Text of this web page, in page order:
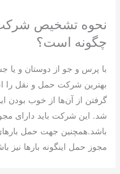
نحوه تشخیص
چگونه است؟
با پرس و جو از دوستان و یا
بهترین شرکت حمل و نقل را
گرفتن از آن‌ها از خوب بودن
شد. این شرکت باید دارای
باشد.همچنین جهت حمل
مجوز حمل اینگونه بارها نیز